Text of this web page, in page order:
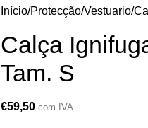
Início Protecção Vestuario
Calça
Tam. S
€59,50 com IVA